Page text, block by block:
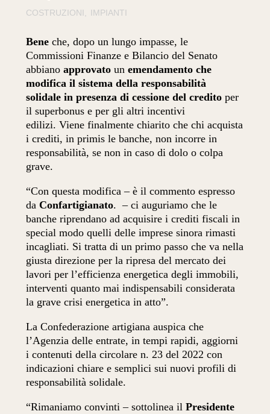
COSTRUZIONI IMPIANTI
Bene che, dopo un lungo impasse, le
Commissioni Finanze e Bilancio del Senato
abbianoapprovato unemendamento che
modifica il sistema della responsabilità
solidale in presenza di cessione del credito per
il superbonus e per gli altri incentivi
edilizi.Viene finalmente chiarito che chi acquista
i crediti, in primis le banche, non incorre in
responsabilità, se non in caso di dolo o colpa
grave.
“Con questa modifica – è il commento espresso
da Confartigianato. – ci auguriamo che le
banche riprendano ad acquisire i crediti fiscali in
special modo quelli delle imprese sinora rimasti
incagliati. Si tratta di un primo passo che va nella
giusta direzione per la ripresa del mercato dei
lavori per l’efficienza energetica degli immobili,
interventi quanto mai indispensabili considerata
la grave crisi energetica in atto”.
La Confederazione artigiana auspica che
l’Agenzia delle entrate, in tempi rapidi, aggiorni
i contenuti della circolare n. 23 del 2022 con
indicazioni chiare e semplici sui nuovi profili di
responsabilità solidale.
“Rimaniamo convinti – sottolinea ilPresidente